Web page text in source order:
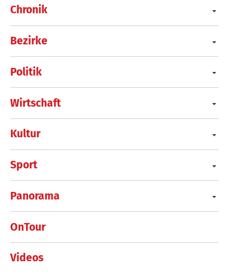
Chronik
Bezirke
Politik
Wirtschaft
Kultur
Sport
Panorama
OnTour
Videos